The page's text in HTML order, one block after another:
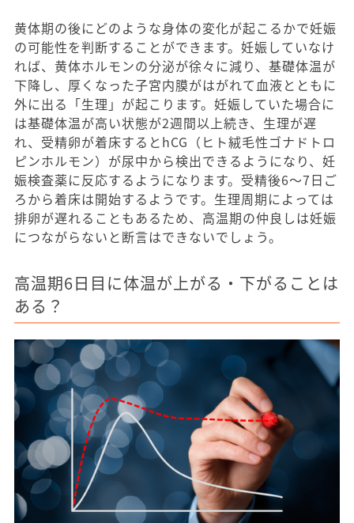
黄体期の後にどのような身体の変化が起こるかで妊娠
の可能性を判断することができます。妊娠していなけ
れば、黄体ホルモンの分泌が徐々に減り、基礎体温が
下降し、厚くなった子宮内膜がはがれて血液とともに
外に出る「生理」が起こります。妊娠していた場合に
は基礎体温が高い状態が2週間以上続き、生理が遅
れ、受精卵が着床するとhCG（ヒト絨毛性ゴナドトロ
ピンホルモン）が尿中から検出できるようになり、妊
娠検査薬に反応するようになります。受精後6〜7日ご
ろから着床は開始するようです。生理周期によっては
排卵が遅れることもあるため、高温期の仲良しは妊娠
につながらないと断言はできないでしょう。
高温期6日目に体温が上がる・下がることは
ある？